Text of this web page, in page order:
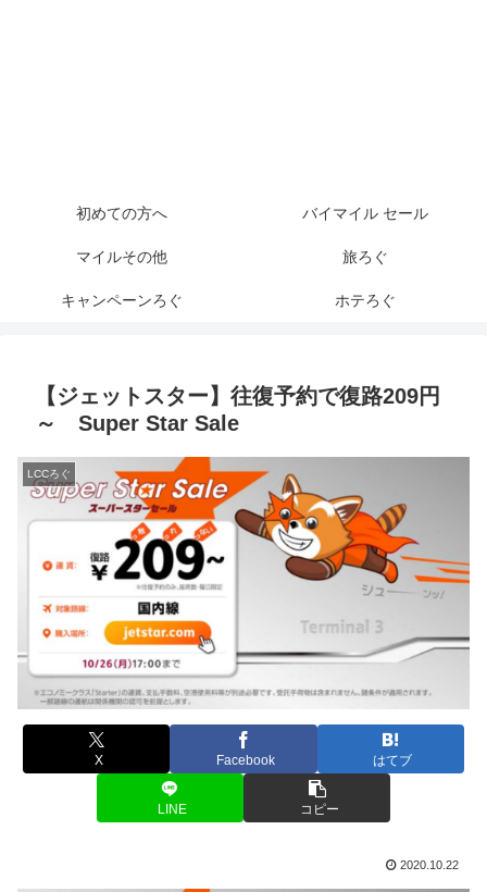
初めての方へ バイマイル セール
マイルその他 旅ろぐ
キャンペーンろぐ ホテろぐ
【ジェットスター】往復予約で復路209円
～ Super Star Sale
LCCろぐ
X Facebook はてブ
LINE コピー
2020.10.22